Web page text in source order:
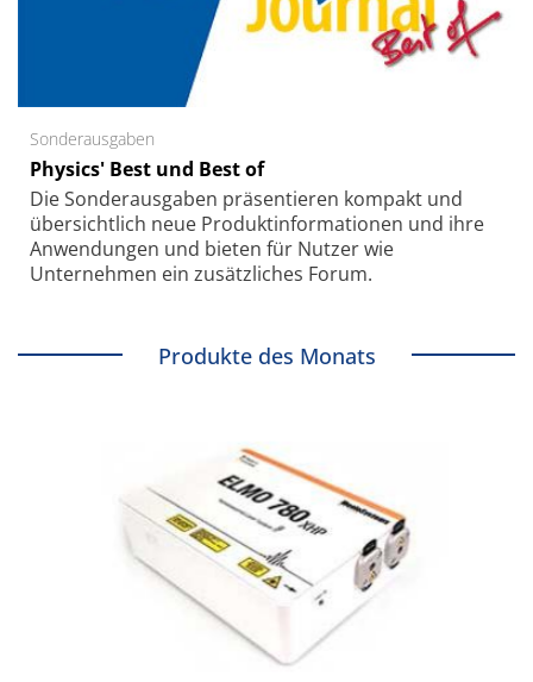
Sonderausgaben
Physics' Best und Best of
Die Sonder­ausgaben präsentieren kompakt und
übersichtlich neue Produkt­informationen und ihre
Anwendungen und bieten für Nutzer wie
Unternehmen ein zusätzliches Forum.
Produkte des Monats